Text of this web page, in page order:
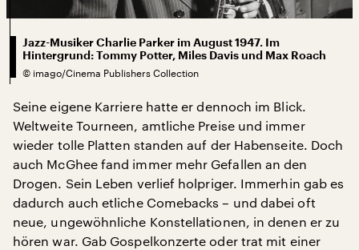
Jazz-Musiker Charlie Parker im August 1947. Im
Hintergrund: Tommy Potter, Miles Davis und Max Roach
© imago/Cinema Publishers Collection
Seine eigene Karriere hatte er dennoch im Blick.
Weltweite Tourneen, amtliche Preise und immer
wieder tolle Platten standen auf der Habenseite. Doch
auch McGhee fand immer mehr Gefallen an den
Drogen. Sein Leben verlief holpriger. Immerhin gab es
dadurch auch etliche Comebacks – und dabei oft
neue, ungewöhnliche Konstellationen, in denen er zu
hören war. Gab Gospelkonzerte oder trat mit einer